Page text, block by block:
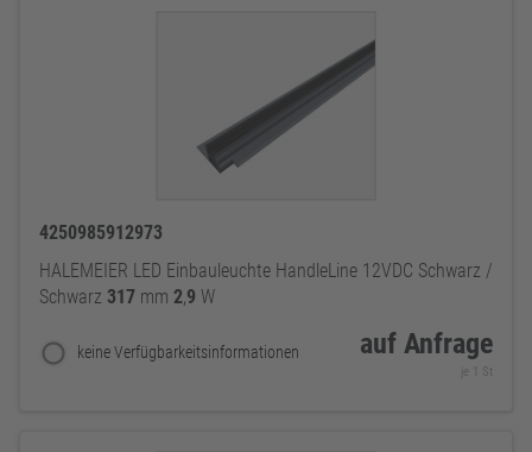
4250985912973
HALEMEIER LED Einbauleuchte HandleLine 12VDC Schwarz /
Schwarz 317 mm 2,9 W
keine Verfügbarkeitsinformationen auf Anfrage
je 1 St